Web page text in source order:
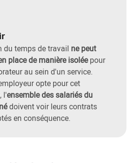
du temps de travail ne peut
place de manière isoléepour
au sein d'un service.
opte pour cet
l'ensemble des salariés du
doivent voir leurs contrats
en conséquence.